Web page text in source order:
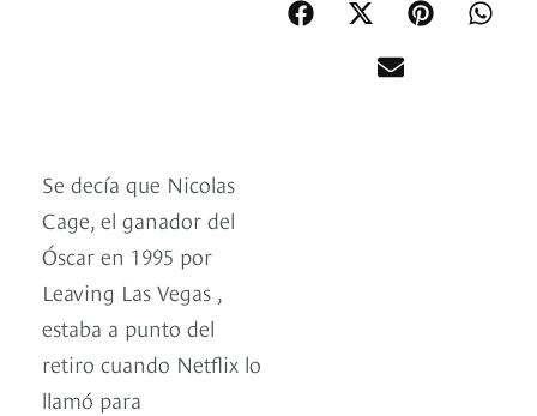
Se decía que Nicolas
Cage, el ganador del
Óscar en 1995 por
Leaving Las Vegas ,
estaba a punto del
retiro cuando Netflix lo
llamó para